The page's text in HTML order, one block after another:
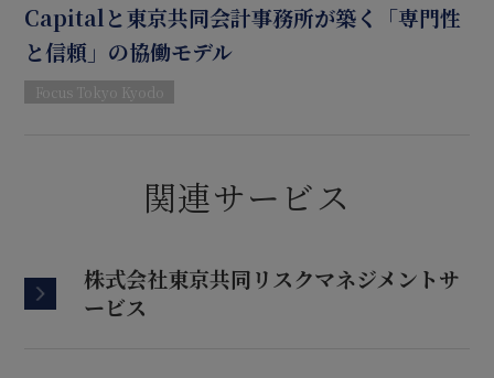
Capitalと東京共同会計事務所が築く「専門性
と信頼」の協働モデル
Focus Tokyo Kyodo
関連サービス
株式会社東京共同リスクマネジメントサ
ービス